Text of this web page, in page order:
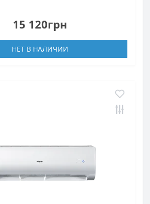
15 120грн
НЕТ В НАЛИЧИИ